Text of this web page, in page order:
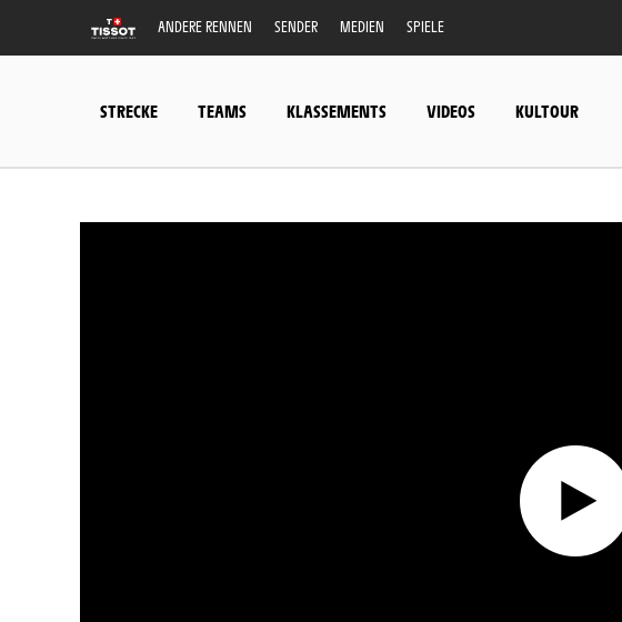
ANDERE RENNEN SENDER MEDIEN SPIELE
STRECKE TEAMS KLASSEMENTS VIDEOS KULTOUR